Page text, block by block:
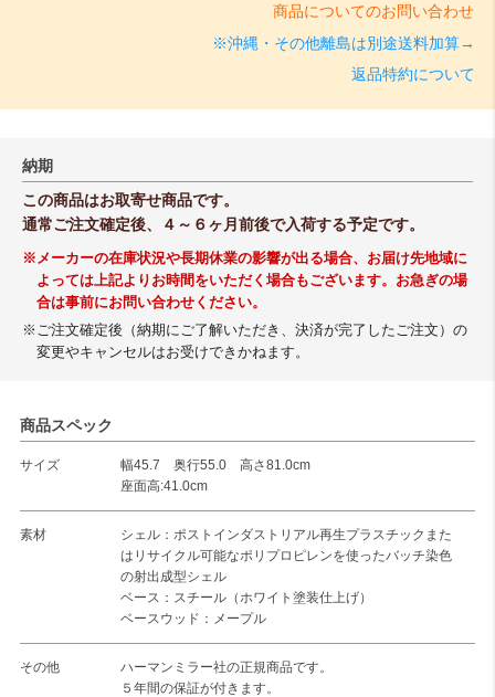
商品についてのお問い合わせ
※沖縄・その他離島は別途送料加算→
返品特約について
納期
この商品はお取寄せ商品です。
通常ご注文確定後、４～６ヶ月前後で入荷する予定です。
※メーカーの在庫状況や長期休業の影響が出る場合、お届け先地域に
よっては上記よりお時間をいただく場合もございます。お急ぎの場
合は事前にお問い合わせください。
※ご注文確定後（納期にご了解いただき、決済が完了したご注文）の
変更やキャンセルはお受けできかねます。
商品スペック
サイズ
幅45.7 奥行55.0 高さ81.0cm
座面高:41.0cm
素材
シェル：ポストインダストリアル再生プラスチックまた
はリサイクル可能なポリプロピレンを使ったバッチ染色
の射出成型シェル
ベース：スチール（ホワイト塗装仕上げ）
ベースウッド：メープル
その他
ハーマンミラー社の正規商品です。
５年間の保証が付きます。